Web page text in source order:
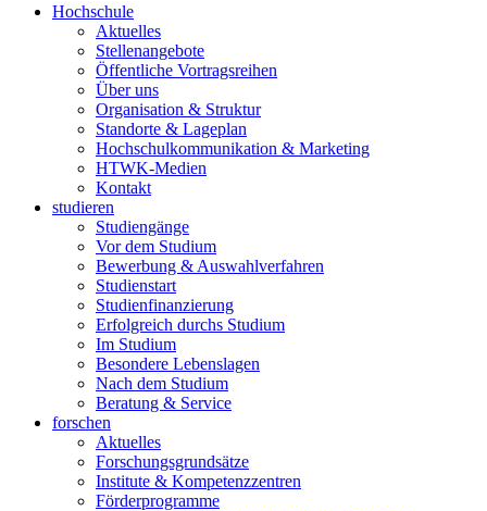
Hochschule
Aktuelles
Stellenangebote
Öffentliche Vortragsreihen
Über uns
Organisation & Struktur
Standorte & Lageplan
Hochschulkommunikation & Marketing
HTWK-Medien
Kontakt
studieren
Studiengänge
Vor dem Studium
Bewerbung & Auswahlverfahren
Studienstart
Studienfinanzierung
Erfolgreich durchs Studium
Im Studium
Besondere Lebenslagen
Nach dem Studium
Beratung & Service
forschen
Aktuelles
Forschungsgrundsätze
Institute & Kompetenzzentren
Förderprogramme